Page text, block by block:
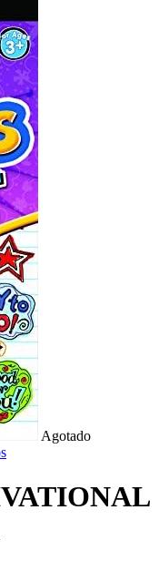
Agotado